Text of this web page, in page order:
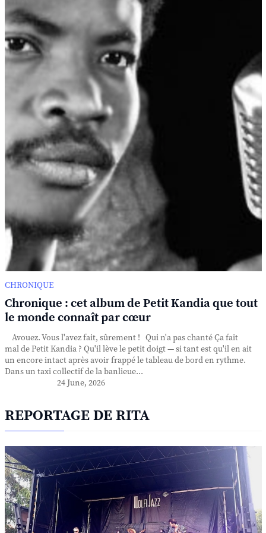
CHRONIQUE
Chronique : cet album de Petit Kandia que tout
le monde connaît par cœur
Avouez. Vous l'avez fait, sûrement ! Qui n'a pas chanté Ça fait
mal de Petit Kandia ? Qu'il lève le petit doigt — si tant est qu'il en ait
un encore intact après avoir frappé le tableau de bord en rythme.
Dans un taxi collectif de la banlieue...
24 June, 2026
REPORTAGE DE RITA